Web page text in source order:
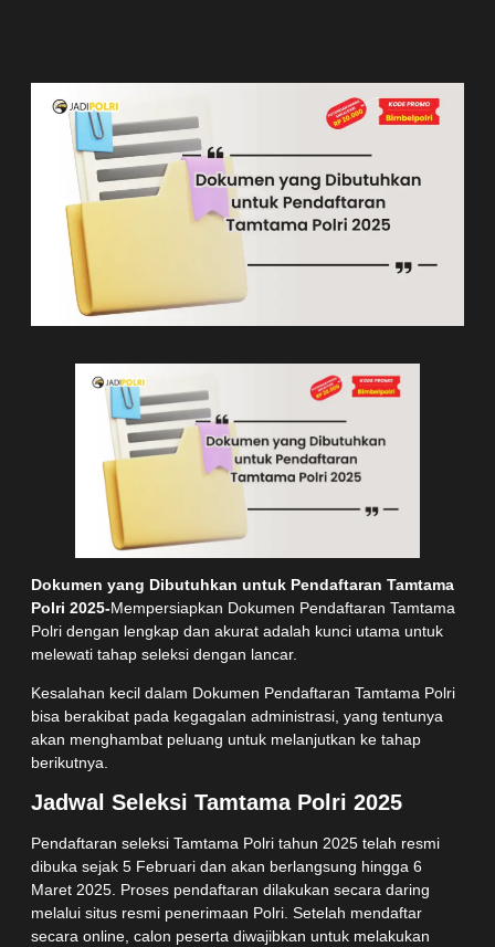
Dokumen yang Dibutuhkan untuk Pendaftaran Tamtama
Polri 2025-Mempersiapkan Dokumen Pendaftaran Tamtama
Polri dengan lengkap dan akurat adalah kunci utama untuk
melewati tahap seleksi dengan lancar.
Kesalahan kecil dalam Dokumen Pendaftaran Tamtama Polri
bisa berakibat pada kegagalan administrasi, yang tentunya
akan menghambat peluang untuk melanjutkan ke tahap
berikutnya.
Jadwal Seleksi Tamtama Polri 2025
Pendaftaran seleksi Tamtama Polri tahun 2025 telah resmi
dibuka sejak 5 Februari dan akan berlangsung hingga 6
Maret 2025. Proses pendaftaran dilakukan secara daring
melalui situs resmi penerimaan Polri. Setelah mendaftar
secara online, calon peserta diwajibkan untuk melakukan